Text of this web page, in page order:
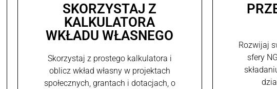
SKORZYSTAJ Z
KALKULATORA
WKŁADU WŁASNEGO
Skorzystaj z prostego kalkulatora i
oblicz wkład własny w projektach
społecznych, grantach i dotacjach, o
Rozwijaj
sfery